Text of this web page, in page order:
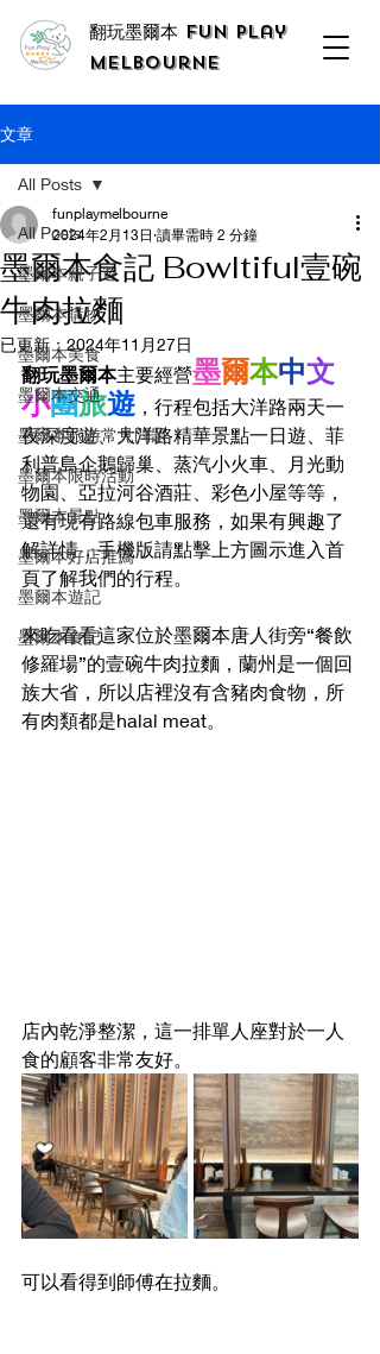
翻玩墨爾本 Fun Play
Melbourne
文章
All Posts
墨爾本親子遊
墨爾本購物
墨爾本美食
墨爾本交通
墨爾本旅游常見問題
墨爾本限時活動
墨爾本景點
墨爾本好店推薦
墨爾本遊記
墨爾本食記
All Posts
墨爾本食記 Bowltiful壹碗
牛肉拉麵
funplaymelbourne
2024年2月13日 讀畢需時 2 分鐘
已更新： 2024年11月27日
翻玩墨爾本主要經營墨爾本中文
小團旅遊 ，行程包括大洋路兩天一
夜深度遊、大洋路精華景點一日遊、菲
利普島企鵝歸巢、蒸汽小火車、月光動
物園、亞拉河谷酒莊、彩色小屋等等，
還有現有路線包車服務，如果有興趣了
解詳情，手機版請點擊上方圖示進入首
頁了解我們的行程。
來吃看看這家位於墨爾本唐人街旁“餐飲
修羅場”的壹碗牛肉拉麵，蘭州是一個回
族大省，所以店裡沒有含豬肉食物，所
有肉類都是halal meat。
店內乾淨整潔，這一排單人座對於一人
食的顧客非常友好。
可以看得到師傅在拉麵。